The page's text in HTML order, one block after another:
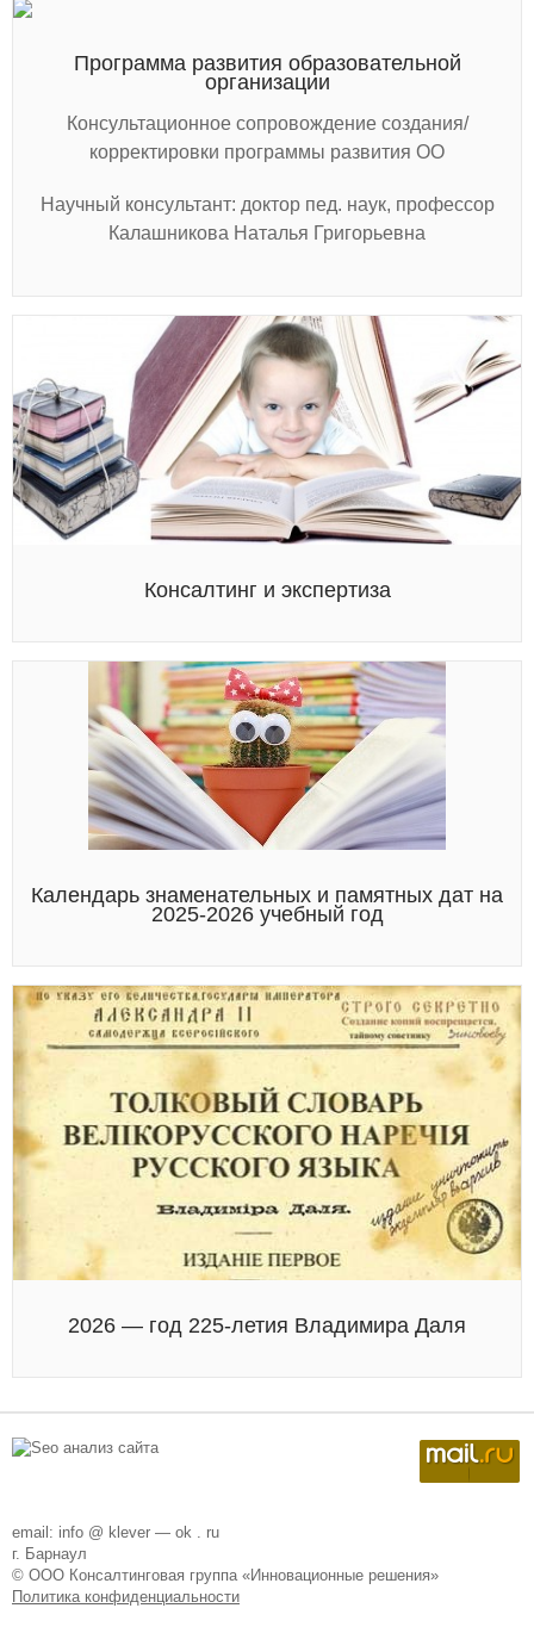
Программа развития образовательной
организации
Консультационное сопровождение создания/
корректировки программы развития ОО
Научный консультант: доктор пед. наук, профессор
Калашникова Наталья Григорьевна
Консалтинг и экспертиза
Календарь знаменательных и памятных дат на
2025-2026 учебный год
2026 — год 225-летия Владимира Даля
email: info @ klever — ok . ru
г. Барнаул
© ООО Консалтинговая группа «Инновационные решения»
Политика конфиденциальности